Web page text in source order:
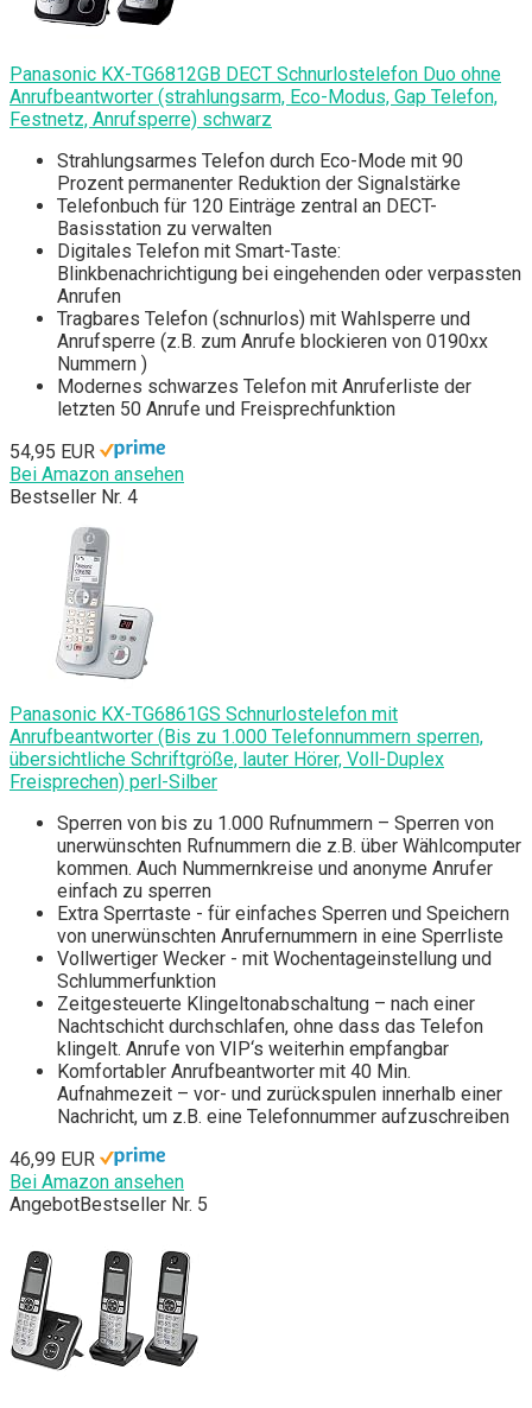
Panasonic KX-TG6812GB DECT Schnurlostelefon Duo ohne
Anrufbeantworter (strahlungsarm, Eco-Modus, Gap Telefon,
Festnetz, Anrufsperre) schwarz
Strahlungsarmes Telefon durch Eco-Mode mit 90
Prozent permanenter Reduktion der Signalstärke
Telefonbuch für 120 Einträge zentral an DECT-
Basisstation zu verwalten
Digitales Telefon mit Smart-Taste:
Blinkbenachrichtigung bei eingehenden oder verpassten
Anrufen
Tragbares Telefon (schnurlos) mit Wahlsperre und
Anrufsperre (z.B. zum Anrufe blockieren von 0190xx
Nummern )
Modernes schwarzes Telefon mit Anruferliste der
letzten 50 Anrufe und Freisprechfunktion
54,95 EUR
Bei Amazon ansehen
Bestseller Nr. 4
Panasonic KX-TG6861GS Schnurlostelefon mit
Anrufbeantworter (Bis zu 1.000 Telefonnummern sperren,
übersichtliche Schriftgröße, lauter Hörer, Voll-Duplex
Freisprechen) perl-Silber
Sperren von bis zu 1.000 Rufnummern – Sperren von
unerwünschten Rufnummern die z.B. über Wählcomputer
kommen. Auch Nummernkreise und anonyme Anrufer
einfach zu sperren
Extra Sperrtaste - für einfaches Sperren und Speichern
von unerwünschten Anrufernummern in eine Sperrliste
Vollwertiger Wecker - mit Wochentageinstellung und
Schlummerfunktion
Zeitgesteuerte Klingeltonabschaltung – nach einer
Nachtschicht durchschlafen, ohne dass das Telefon
klingelt. Anrufe von VIP‘s weiterhin empfangbar
Komfortabler Anrufbeantworter mit 40 Min.
Aufnahmezeit – vor- und zurückspulen innerhalb einer
Nachricht, um z.B. eine Telefonnummer aufzuschreiben
46,99 EUR
Bei Amazon ansehen
AngebotBestseller Nr. 5